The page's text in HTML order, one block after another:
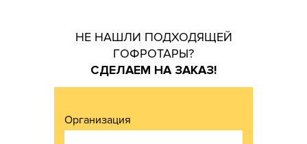
НЕ НАШЛИ ПОДХОДЯЩЕЙ
ГОФРОТАРЫ?
СДЕЛАЕМ НА ЗАКАЗ!
Организация